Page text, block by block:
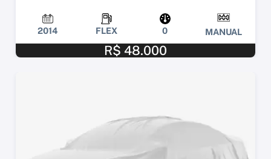
2014 FLEX 0 MANUAL
R$ 48.000